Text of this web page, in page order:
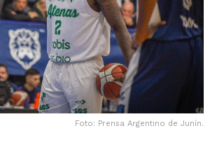
Foto: Prensa Argentino de Junín.